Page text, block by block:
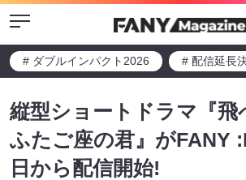
Menu
# ダブルインパクト2026 # 配信延長
縦型ショートドラマ『飛
ふたご座の君』がFANY
日から配信開始!